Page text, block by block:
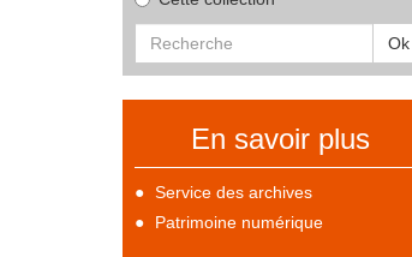
Ok
En savoir plus
Service des archives
Patrimoine numérique